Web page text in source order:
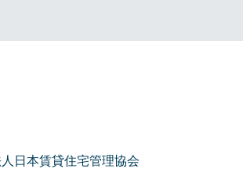
日本賃貸住宅管理協会